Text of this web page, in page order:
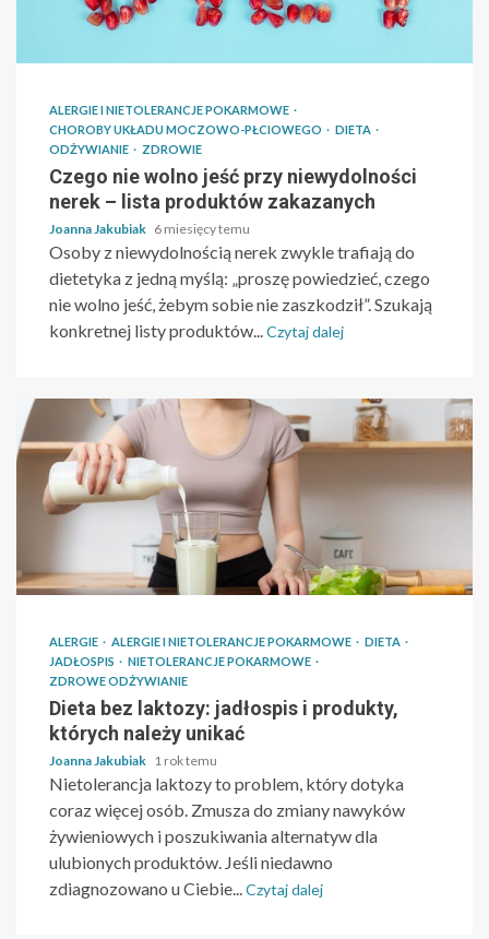
ALERGIE I NIETOLERANCJE POKARMOWE
CHOROBY UKŁADU MOCZOWO-PŁCIOWEGO
DIETA
ODŻYWIANIE
ZDROWIE
Czego nie wolno jeść przy niewydolności
nerek – lista produktów zakazanych
Joanna Jakubiak 6 miesięcy temu
Osoby z niewydolnością nerek zwykle trafiają do
dietetyka z jedną myślą: „proszę powiedzieć, czego
nie wolno jeść, żebym sobie nie zaszkodził”. Szukają
konkretnej listy produktów...Czytaj dalej
ALERGIE ALERGIE I NIETOLERANCJE POKARMOWE
DIETA
JADŁOSPIS
NIETOLERANCJE POKARMOWE
ZDROWE ODŻYWIANIE
Dieta bez laktozy: jadłospis i produkty,
których należy unikać
Joanna Jakubiak 1 rok temu
Nietolerancja laktozy to problem, który dotyka
coraz więcej osób. Zmusza do zmiany nawyków
żywieniowych i poszukiwania alternatyw dla
ulubionych produktów. Jeśli niedawno
zdiagnozowano u Ciebie...Czytaj dalej